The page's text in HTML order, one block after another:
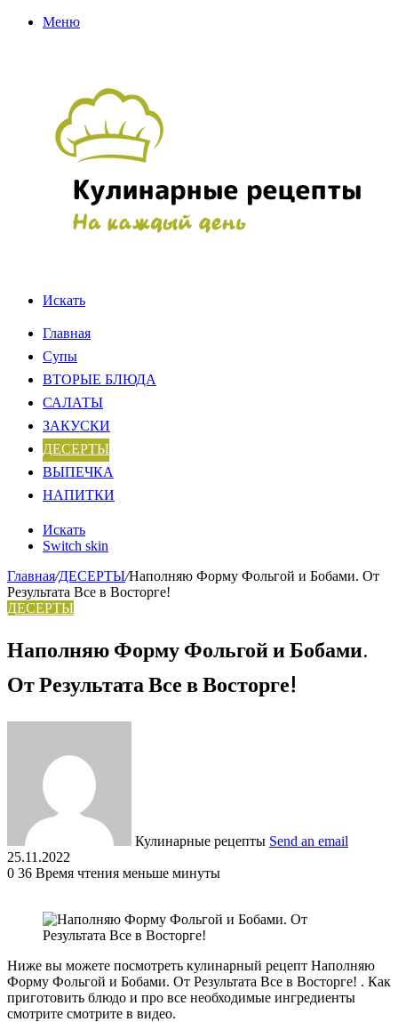
Меню
Искать
Главная
Супы
ВТОРЫЕ БЛЮДА
САЛАТЫ
ЗАКУСКИ
ДЕСЕРТЫ
ВЫПЕЧКА
НАПИТКИ
Искать
Switch skin
Главная/ДЕСЕРТЫ/Наполняю Форму Фольгой и Бобами. От
Результата Все в Восторге!
ДЕСЕРТЫ
Наполняю Форму Фольгой и Бобами.
От Результата Все в Восторге!
Кулинарные рецепты Send an email
25.11.2022
0 36 Время чтения меньше минуты
Ниже вы можете посмотреть кулинарный рецепт Наполняю
Форму Фольгой и Бобами. От Результата Все в Восторге! . Как
приготовить блюдо и про все необходимые ингредиенты
смотрите смотрите в видео.